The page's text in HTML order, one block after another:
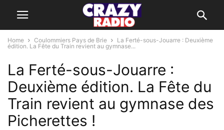
Home Coulommiers Pays de Brie
La Ferté-sous-Jouarre : Deuxième
édition. La Fête du Train revient au gymnase...
La Ferté-sous-Jouarre :
Deuxième édition. La Fête du
Train revient au gymnase des
Picherettes !